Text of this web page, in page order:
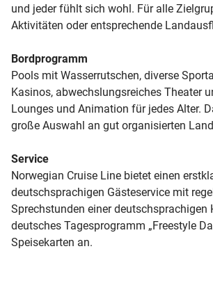
und jeder fühlt sich wohl. Für alle
Aktivitäten oder entsprechende
Bordprogramm
Pools mit Wasserrutschen, diverse
Kasinos, abwechslungsreiches Theater
Lounges und Animation für jedes Alter.
große Auswahl an gut organisierten
Service
Norwegian Cruise Line bietet einen
deutschsprachigen Gästeservice mit
Sprechstunden einer deutschsprachigen
deutsches Tagesprogramm „Freestyle
Speisekarten an.